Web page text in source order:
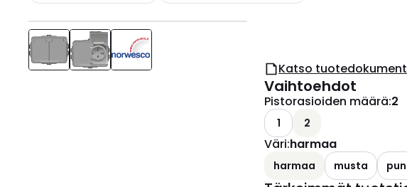
Katso
Vaihtoehdot
Pistorasioiden määrä:2
1 2
Väri:harmaa
harmaa musta